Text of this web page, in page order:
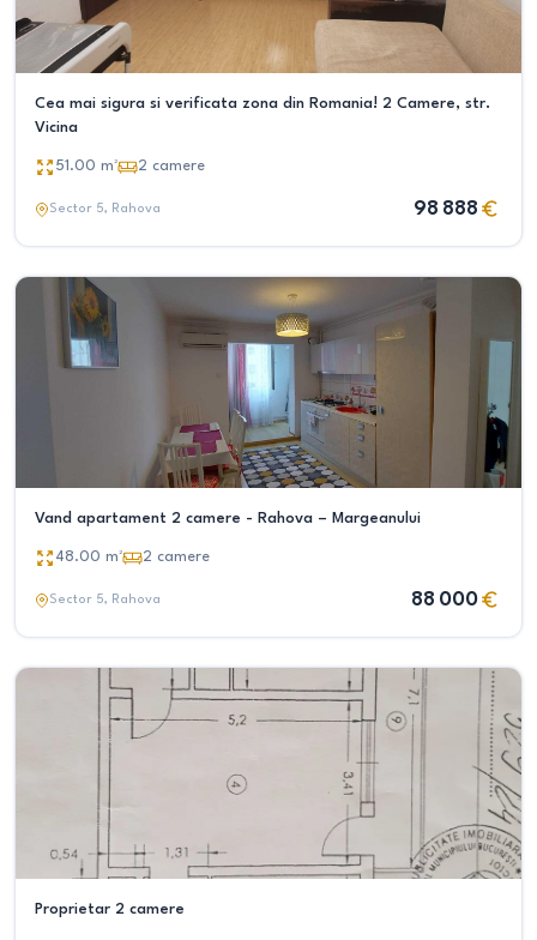
Cea mai sigura si verificata zona din Romania! 2 Camere, str.
Vicina
51.00 m² 2 camere
Sector 5, Rahova 98 888
Vand apartament 2 camere - Rahova – Margeanului
48.00 m² 2 camere
Sector 5, Rahova 88 000
Proprietar 2 camere